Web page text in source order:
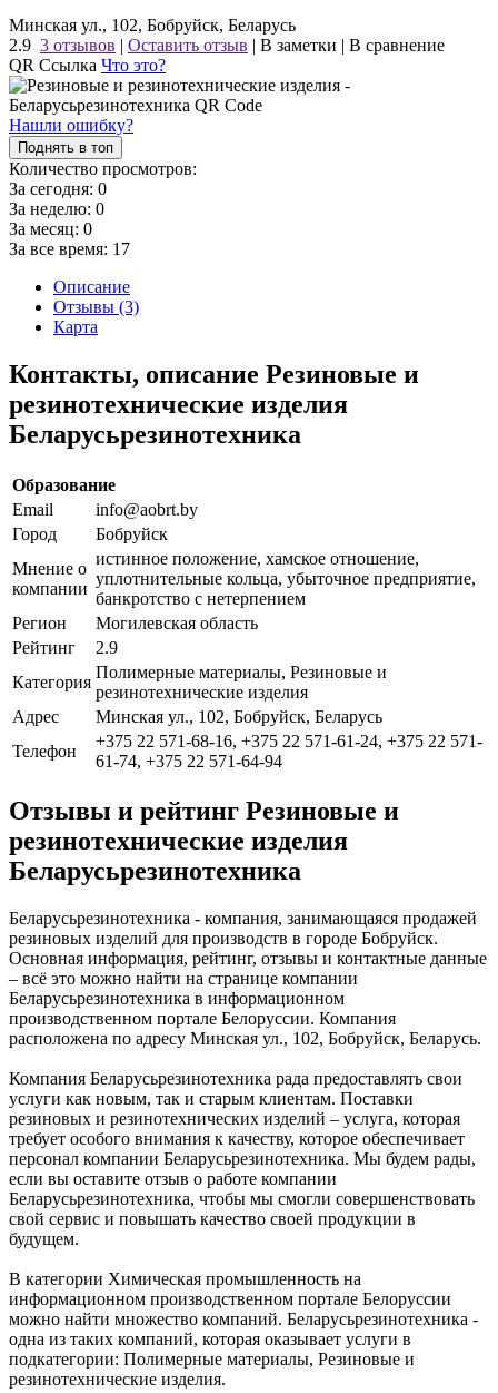
Минская ул., 102, Бобруйск, Беларусь
2.9 3 отзывов | Оставить отзыв | В заметки | В сравнение
QR Ссылка Что это?
Нашли ошибку?
Поднять в топ
Количество просмотров:
За сегодня: 0
За неделю: 0
За месяц: 0
За все время: 17
Описание
Отзывы (3)
Карта
Контакты, описание Резиновые и
резинотехнические изделия
Беларусьрезинотехника
Образование
Email
info@aobrt.by
Город
Бобруйск
Мнение о
компании
истинное положение, хамское отношение,
уплотнительные кольца, убыточное предприятие,
банкротство с нетерпением
Регион
Могилевская область
Рейтинг
2.9
Категория
Полимерные материалы, Резиновые и
резинотехнические изделия
Адрес
Минская ул., 102, Бобруйск, Беларусь
Телефон
+375 22 571-68-16, +375 22 571-61-24, +375 22 571-
61-74, +375 22 571-64-94
Отзывы и рейтинг Резиновые и
резинотехнические изделия
Беларусьрезинотехника
Беларусьрезинотехника - компания, занимающаяся продажей
резиновых изделий для производств в городе Бобруйск.
Основная информация, рейтинг, отзывы и контактные данные
– всё это можно найти на странице компании
Беларусьрезинотехника в информационном
производственном портале Белоруссии. Компания
расположена по адресу Минская ул., 102, Бобруйск, Беларусь.
Компания Беларусьрезинотехника рада предоставлять свои
услуги как новым, так и старым клиентам. Поставки
резиновых и резинотехнических изделий – услуга, которая
требует особого внимания к качеству, которое обеспечивает
персонал компании Беларусьрезинотехника. Мы будем рады,
если вы оставите отзыв о работе компании
Беларусьрезинотехника, чтобы мы смогли совершенствовать
свой сервис и повышать качество своей продукции в
будущем.
В категории Химическая промышленность на
информационном производственном портале Белоруссии
можно найти множество компаний. Беларусьрезинотехника -
одна из таких компаний, которая оказывает услуги в
подкатегории: Полимерные материалы, Резиновые и
резинотехнические изделия.